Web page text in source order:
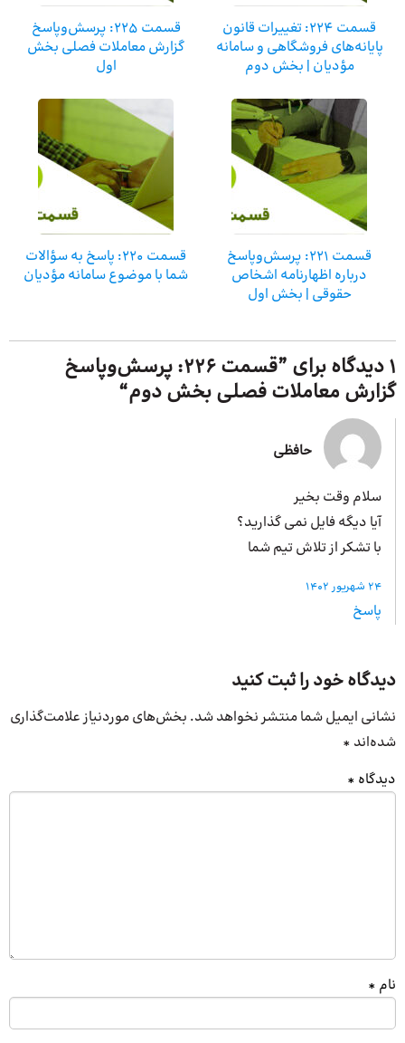
قسمت 224: تغییرات قانون
پایانه‌های فروشگاهی و سامانه
مؤدیان | بخش دوم
قسمت 225: پرسش‌وپاسخ
گزارش معاملات فصلی بخش
اول
قسمت 221: پرسش‌وپاسخ
درباره اظهارنامه اشخاص
حقوقی | بخش اول
قسمت 220: پاسخ به سؤالات
شما با موضوع سامانه مؤدیان
1 دیدگاه برای ”
قسمت 226: پرسش‌وپاسخ
گزارش معاملات فصلی بخش دوم“
حافظی
سلام وقت بخیر
آیا دیگه فایل نمی گذارید؟
با تشکر از تلاش تیم شما
24 شهریور 1402
پاسخ
دیدگاه خود را ثبت کنید
نشانی ایمیل شما منتشر نخواهد شد. بخش‌های موردنیاز علامت‌گذاری
شده‌اند *
دیدگاه *
نام *